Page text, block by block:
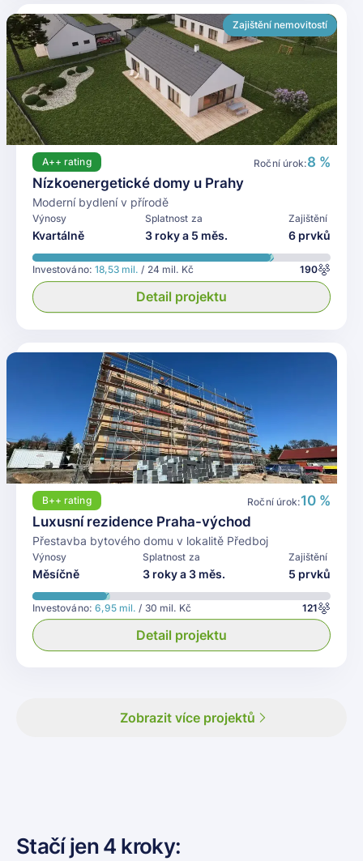
Zajištění nemovitostí
A++ rating Roční úrok:8 %
Nízkoenergetické domy u Prahy
Moderní bydlení v přírodě
Výnosy
Kvartálně
Splatnost za
3 roky a 5 měs.
Zajištění
6 prvků
Investováno: 18,53 mil. / 24 mil. Kč 190
Detail projektu
B++ rating Roční úrok:10 %
Luxusní rezidence Praha-východ
Přestavba bytového domu v lokalitě Předboj
Výnosy
Měsíčně
Splatnost za
3 roky a 3 měs.
Zajištění
5 prvků
Investováno: 6,95 mil. / 30 mil. Kč 121
Detail projektu
Zobrazit více projektů
Stačí jen 4 kroky: